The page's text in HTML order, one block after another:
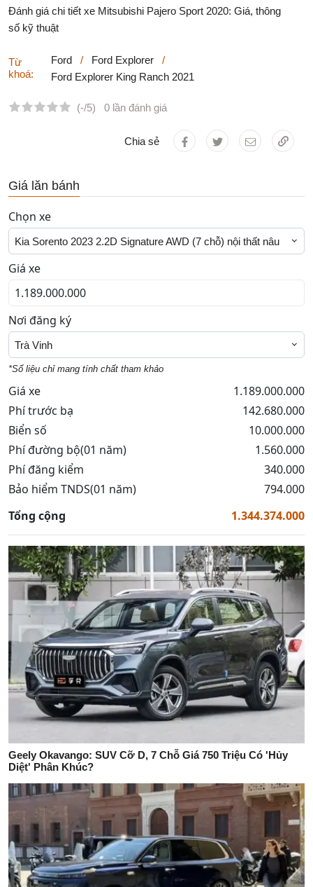
Đánh giá chi tiết xe Mitsubishi Pajero Sport 2020: Giá, thông
số kỹ thuật
Từ
khoá:
Ford / Ford Explorer
/
Ford Explorer King Ranch 2021
(-/5) 0 lần đánh giá
Chia sẻ
Giá lăn bánh
Chọn xe
Kia Sorento 2023 2.2D Signature AWD (7 chỗ) nội thất nâu
Giá xe
Nơi đăng ký
Trà Vinh
*Số liệu chỉ mang tính chất tham khảo
Giá xe
1.189.000.000
Phí trước bạ
142.680.000
Biển số
10.000.000
Phí đường bộ(01 năm)
1.560.000
Phí đăng kiểm
340.000
Bảo hiểm TNDS(01 năm)
794.000
Tổng cộng
1.344.374.000
Geely Okavango: SUV Cỡ D, 7 Chỗ Giá 750 Triệu Có 'Hủy
Diệt' Phân Khúc?